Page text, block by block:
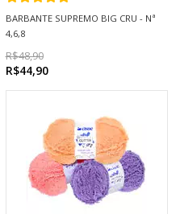
BARBANTE SUPREMO BIG CRU - Nª
4,6,8
R$48,90
R$44,90